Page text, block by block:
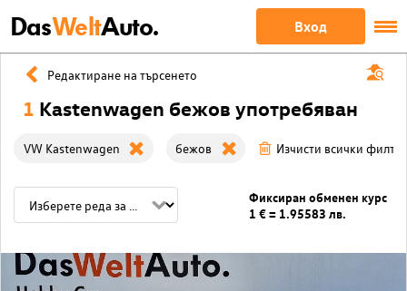
DasWeltAuto. Вход
Редактиране на търсенето
1 Kastenwagen бежов употребяван
VW Kastenwagen бежов Изчисти всички
Фиксиран обменен курс
1 € = 1.95583 лв.